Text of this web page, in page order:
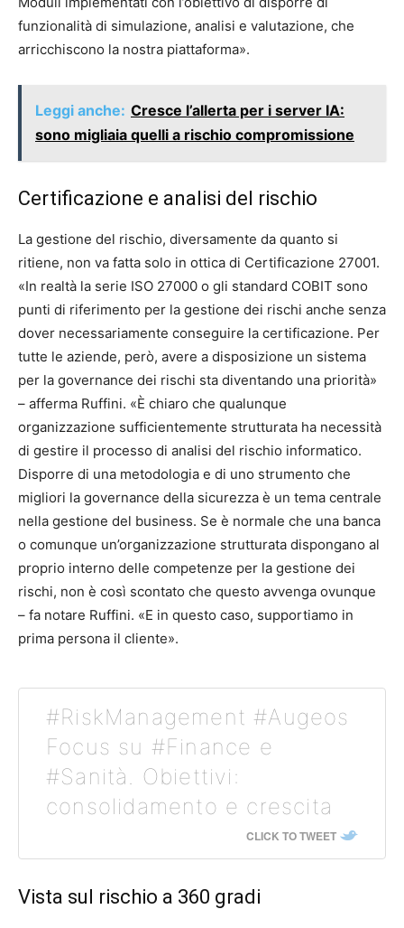
funzionalità di simulazione, analisi e valutazione, che
arricchiscono la nostra piattaforma».
Leggi anche: Cresce l’allerta per i server IA:
sono migliaia quelli a rischio compromissione
Certificazione e analisi del rischio
La gestione del rischio, diversamente da quanto si
ritiene, non va fatta solo in ottica di Certificazione 27001.
«In realtà la serie ISO 27000 o gli standard COBIT sono
punti di riferimento per la gestione dei rischi anche senza
dover necessariamente conseguire la certificazione. Per
tutte le aziende, però, avere a disposizione un sistema
per la governance dei rischi sta diventando una priorità»
– afferma Ruffini. «È chiaro che qualunque
organizzazione sufficientemente strutturata ha necessità
di gestire il processo di analisi del rischio informatico.
Disporre di una metodologia e di uno strumento che
migliori la governance della sicurezza è un tema centrale
nella gestione del business. Se è normale che una banca
o comunque un’organizzazione strutturata dispongano al
proprio interno delle competenze per la gestione dei
rischi, non è così scontato che questo avvenga ovunque
– fa notare Ruffini. «E in questo caso, supportiamo in
prima persona il cliente».
#RiskManagement #Augeos
Focus su #Finance e
#Sanità. Obiettivi:
consolidamento e crescita
CLICK TO TWEET
Vista sul rischio a 360 gradi